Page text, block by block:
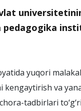
yuqori
kengaytirish va
tadbirlari